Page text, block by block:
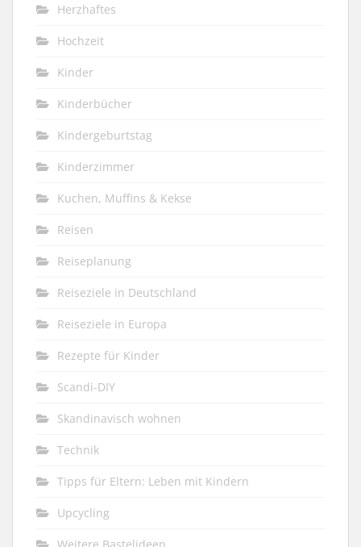
Herzhaftes
Hochzeit
Kinder
Kinderbücher
Kindergeburtstag
Kinderzimmer
Kuchen, Muffins & Kekse
Reisen
Reiseplanung
Reiseziele in Deutschland
Reiseziele in Europa
Rezepte für Kinder
Scandi-DIY
Skandinavisch wohnen
Technik
Tipps für Eltern: Leben mit Kindern
Upcycling